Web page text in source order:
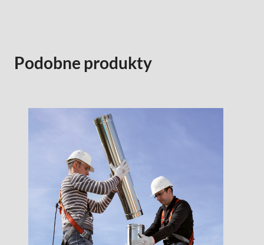
Podobne produkty